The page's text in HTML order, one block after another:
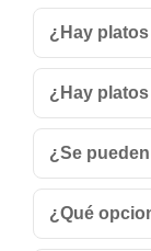
¿Hay
¿Hay
¿Se
¿Qué